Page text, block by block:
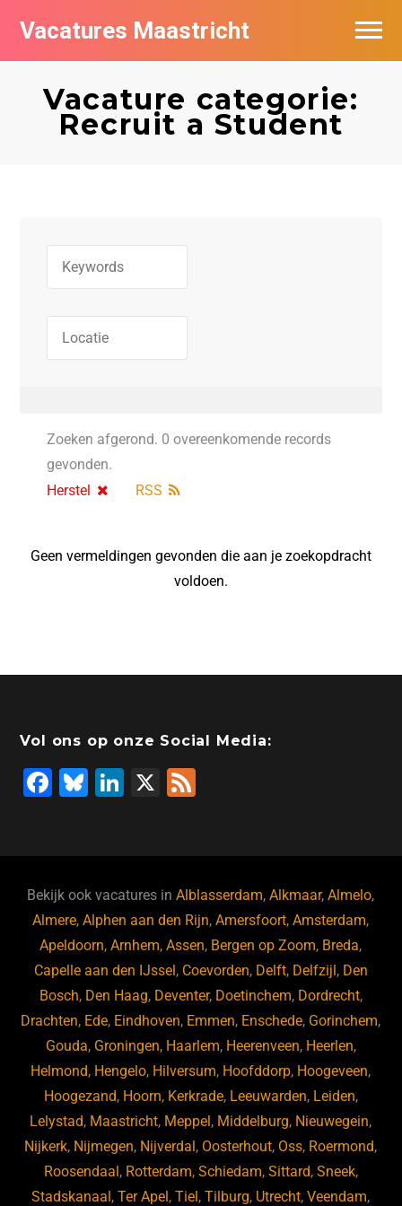
Vacatures Maastricht
Vacature categorie:
Recruit a Student
Zoeken afgerond. 0 overeenkomende records
gevonden.
Herstel
RSS
Geen vermeldingen gevonden die aan je zoekopdracht
voldoen.
Vol ons op onze Social Media:
F
b
o
o
k
Bl
ky
Li
dI
n
X
Bekijk ook vacatures inAlblasserdam,Alkmaar,Almelo,
Almere,Alphen aan den Rijn,Amersfoort,Amsterdam,
Apeldoorn,Arnhem,Assen, Bergen op Zoom, Breda,
Capelle aan den IJssel , Coevorden, Delft, Delfzijl , Den
Bosch, Den Haag, Deventer, Doetinchem, Dordrecht,
Drachten, Ede, Eindhoven, Emmen, Enschede, Gorinchem,
Gouda, Groningen, Haarlem, Heerenveen, Heerlen,
Helmond, Hengelo, Hilversum, Hoofddorp, Hoogeveen,
Hoogezand, Hoorn, Kerkrade, Leeuwarden, Leiden,
Lelystad, Maastricht, Meppel , Middelburg, Nieuwegein,
Nijkerk, Nijmegen, Nijverdal , Oosterhout, Oss, Roermond,
Roosendaal , Rotterdam, Schiedam, Sittard, Sneek,
Stadskanaal ,Ter Apel ,Tiel ,Tilburg, Utrecht,Veendam,
Vacatures per bedrijf in Maastricht
De populairste vacatures in Maastricht